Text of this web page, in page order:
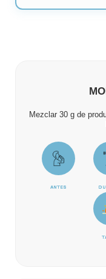
Mezclar 30 g de
ANTES